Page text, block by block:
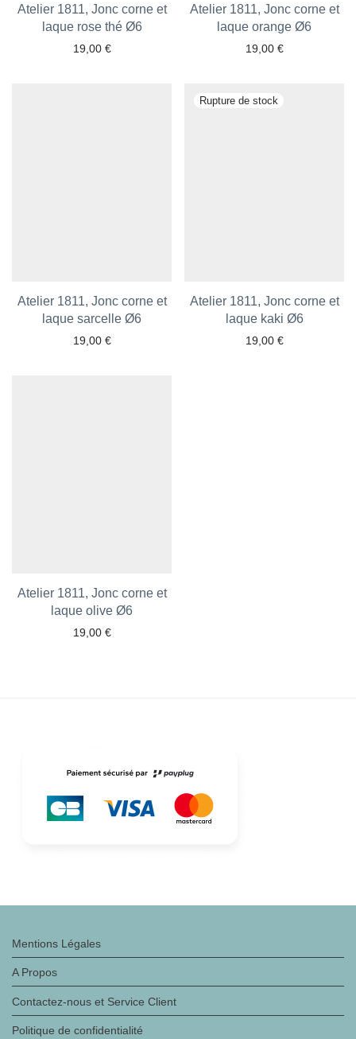
Atelier 1811, Jonc corne et
laque rose thé Ø6
19,00 €
Atelier 1811, Jonc corne et
laque orange Ø6
19,00 €
Atelier 1811, Jonc corne et
laque sarcelle Ø6
19,00 €
Atelier 1811, Jonc corne et
laque kaki Ø6
19,00 €
Atelier 1811, Jonc corne et
laque olive Ø6
19,00 €
Mentions Légales
A Propos
Contactez-nous et Service Client
Politique de confidentialité